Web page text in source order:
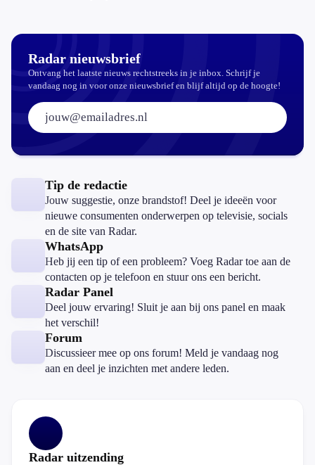
Radar nieuwsbrief
Ontvang het laatste nieuws rechtstreeks in je inbox. Schrijf je
vandaag nog in voor onze nieuwsbrief en blijf altijd op de hoogte!
E-mailadres:
Tip de redactie
Jouw suggestie, onze brandstof! Deel je ideeën voor
nieuwe consumenten onderwerpen op televisie, socials
en de site van Radar.
WhatsApp
Heb jij een tip of een probleem? Voeg Radar toe aan de
contacten op je telefoon en stuur ons een bericht.
Radar Panel
Deel jouw ervaring! Sluit je aan bij ons panel en maak
het verschil!
Forum
Discussieer mee op ons forum! Meld je vandaag nog
aan en deel je inzichten met andere leden.
Radar uitzending